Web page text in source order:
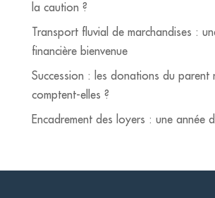
la caution ?
Transport fluvial de marchandises :
financière bienvenue
Succession : les donations du parent
comptent-elles ?
Encadrement des loyers : une année